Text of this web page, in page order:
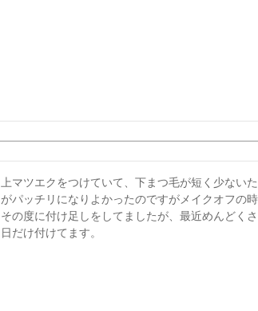
上マツエクをつけていて、下まつ毛が短く少ない
がパッチリになりよかったのですがメイクオフの
その度に付け足しをしてましたが、最近めんどく
日だけ付けてます。